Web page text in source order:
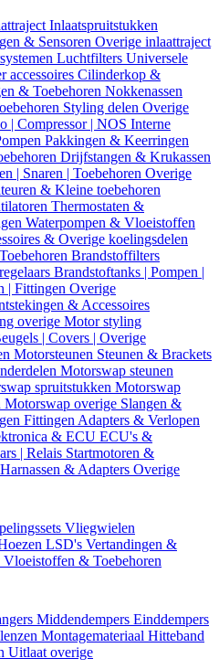
Inlaatspruitstukken
& Sensoren Overige inlaattraject
Luchtfilters Universele
accessoires Cilinderkop &
& Toebehoren Nokkenassen
Styling delen Overige
| Compressor | NOS Interne
Pakkingen & Keerringen
Drijfstangen & Krukassen
| Snaren | Toebehoren Overige
& Kleine toebehoren
Thermostaten &
Waterpompen & Vloeistoffen
& Overige koelingsdelen
Brandstoffilters
Brandstoftanks | Pompen |
| Fittingen Overige
& Accessoires
overige Motor styling
| Covers | Overige
Motorsteunen Steunen & Brackets
Motorswap steunen
spruitstukken Motorswap
Motorswap overige Slangen &
Fittingen Adapters & Verlopen
& ECU ECU's &
| Relais Startmotoren &
Harnassen & Adapters Overige
Vliegwielen
LSD's Vertandingen &
Vloeistoffen & Toebehoren
Middendempers Einddempers
Montagemateriaal Hitteband
Uitlaat overige